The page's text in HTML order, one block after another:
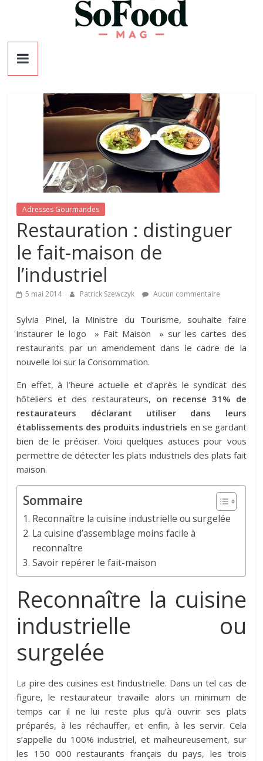
SoFoodMag
magazine
Adresses Gourmandes
Restauration : distinguer
le fait-maison de
l’industriel
5 mai 2014 Patrick Szewczyk Aucun commentaire
Sylvia Pinel, la Ministre du Tourisme, souhaite faire
instaurer le logo » Fait Maison » sur les cartes des
restaurants par un amendement dans le cadre de la
nouvelle loi sur la Consommation.
En effet, à l’heure actuelle et d’après le syndicat des
hôteliers et des restaurateurs, on recense 31% de
restaurateurs déclarant utiliser dans leurs
établissements des produits industriels en se gardant
bien de le préciser. Voici quelques astuces pour vous
permettre de détecter les plats industriels des plats fait
maison.
Sommaire
Reconnaître la cuisine industrielle ou surgelée
La cuisine d’assemblage moins facile à
reconnaître
Savoir repérer le fait-maison
Reconnaître la cuisine
industrielle ou
surgelée
La pire des cuisines est l’industrielle. Dans un tel cas de
figure, le restaurateur travaille alors un minimum de
temps car il ne lui reste plus qu’à ouvrir ses plats
préparés, à les réchauffer, et enfin, à les servir. Cela
s’appelle du 100% industriel, et malheureusement, sur
les 150 000 restaurants français du pays, les trois